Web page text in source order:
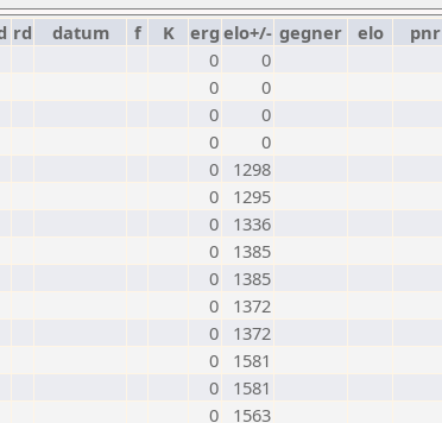
rd datum f K erg elo+/- gegner elo
pnr
0
0
0
0
0
0
0
0
0
1298
0
1295
0
1336
0
1385
0
1385
0
1372
0
1372
0
1581
0
1581
0
1563